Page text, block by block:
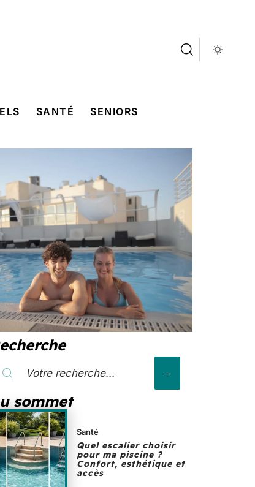
SANTÉ SENIORS
sommet
Santé
Quel escalier choisir
pour ma piscine ?
Confort, esthétique et
accès